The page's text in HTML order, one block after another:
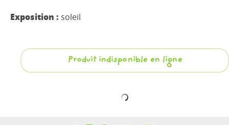
Exposition : soleil
Produit indisponible en ligne